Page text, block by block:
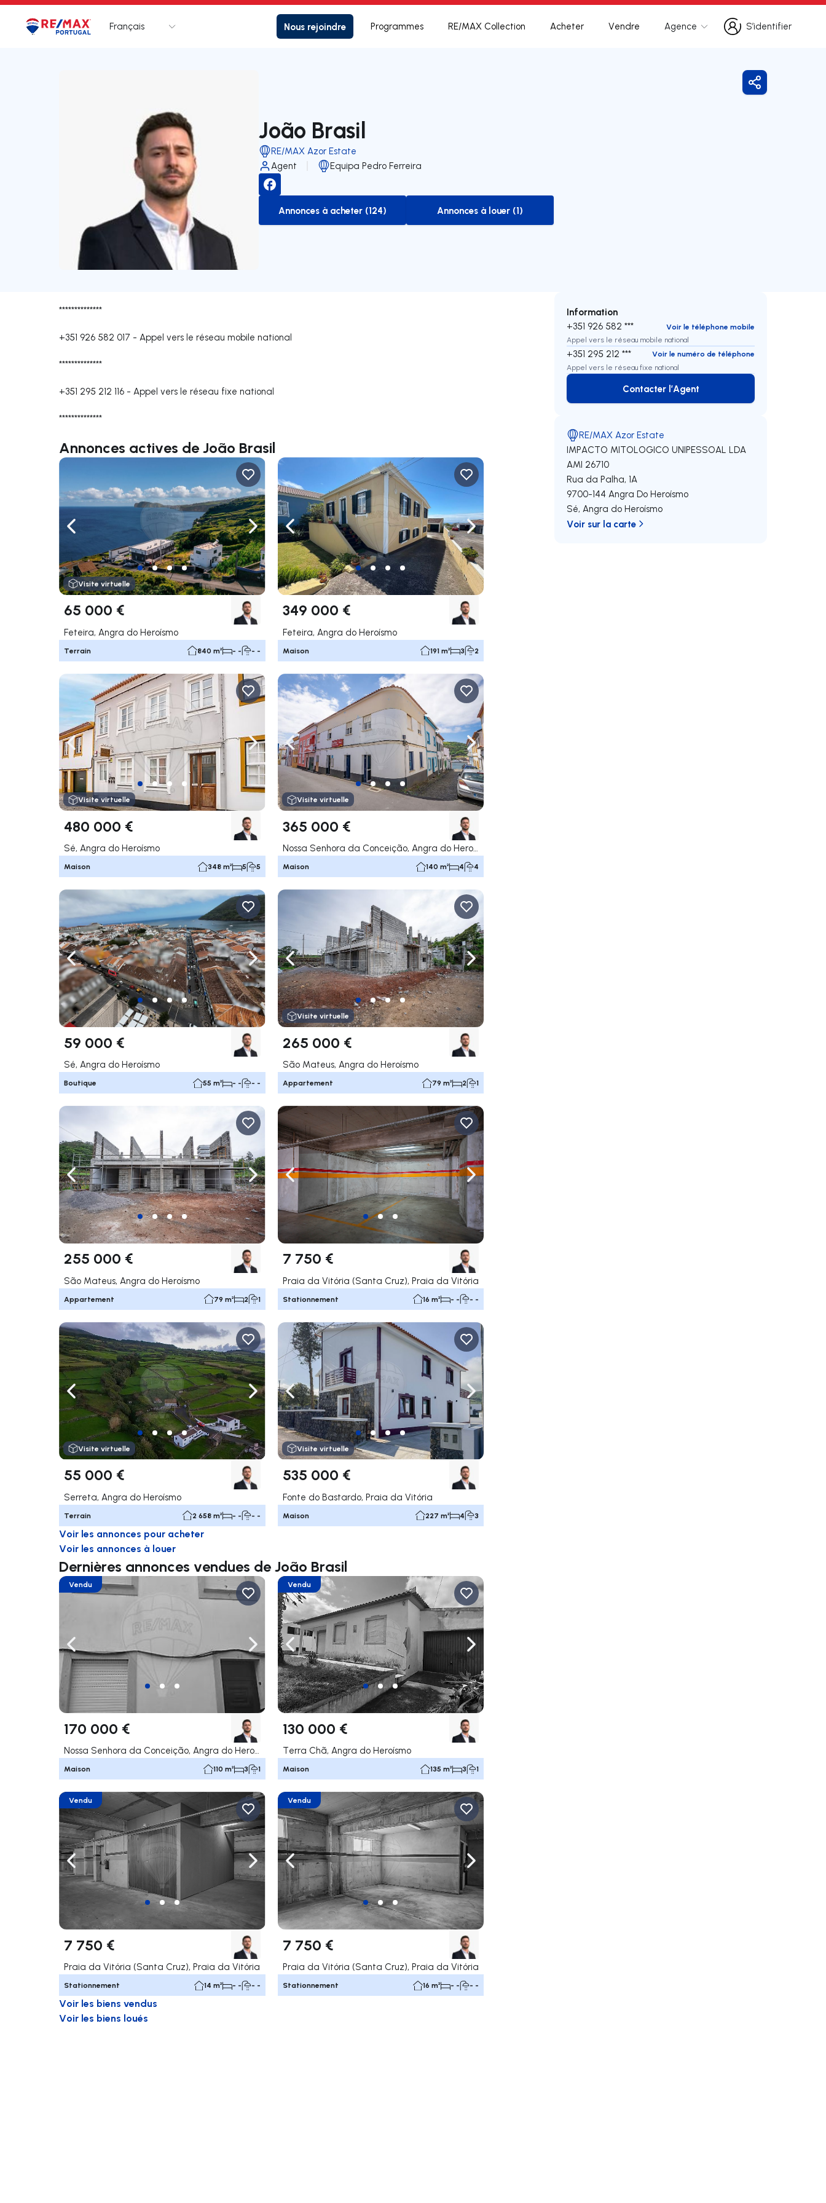
Logo Aller à la page d’accueil
Français Nous rejoindre Programmes RE/MAX Collection Acheter Vendre Agence
S’identifier
S’identifier
João Brasil
RE/MAX Azor Estate
Agent
Equipa Pedro Ferreira
to-buy-listing
Annonces à acheter (124)
to-rent-listing
Annonces à louer (1)
Partager
**************
+351 926 582 017 - Appel vers le réseau mobile national
**************
+351 295 212 116 - Appel vers le réseau fixe national
**************
Annonces actives de João Brasil
Naviguer vers la gauche Naviguer vers la droite
Visite virtuelle
65 000 €
Feteira, Angra do Heroísmo
Terrain 840 m² - - - -
Naviguer vers la gauche Naviguer vers la droite
349 000 €
Feteira, Angra do Heroísmo
Maison 191 m² 3 2
Naviguer vers la gauche Naviguer vers la droite
Visite virtuelle
480 000 €
Sé, Angra do Heroísmo
Maison 348 m² 5 5
Naviguer vers la gauche Naviguer vers la droite
Visite virtuelle
365 000 €
Nossa Senhora da Conceição, Angra do Heroísmo
Maison 140 m² 4 4
Naviguer vers la gauche Naviguer vers la droite
59 000 €
Sé, Angra do Heroísmo
Boutique 55 m² - - - -
Naviguer vers la gauche Naviguer vers la droite
Visite virtuelle
265 000 €
São Mateus, Angra do Heroísmo
Appartement 79 m² 2 1
Naviguer vers la gauche Naviguer vers la droite
255 000 €
São Mateus, Angra do Heroísmo
Appartement 79 m² 2 1
Naviguer vers la gauche Naviguer vers la droite
7 750 €
Praia da Vitória (Santa Cruz), Praia da Vitória
Stationnement 16 m² - - - -
Naviguer vers la gauche Naviguer vers la droite
Visite virtuelle
55 000 €
Serreta, Angra do Heroísmo
Terrain 2 658 m² - - - -
Naviguer vers la gauche Naviguer vers la droite
Visite virtuelle
535 000 €
Fonte do Bastardo, Praia da Vitória
Maison 227 m² 4 3
Voir les annonces pour acheter
Voir les annonces à louer
Dernières annonces vendues de João Brasil
Naviguer vers la gauche Naviguer vers la droite
Vendu
170 000 €
Nossa Senhora da Conceição, Angra do Heroísmo
Maison 110 m² 3 1
Naviguer vers la gauche Naviguer vers la droite
Vendu
130 000 €
Terra Chã, Angra do Heroísmo
Maison 135 m² 3 1
Naviguer vers la gauche Naviguer vers la droite
Vendu
7 750 €
Praia da Vitória (Santa Cruz), Praia da Vitória
Stationnement 14 m² - - - -
Naviguer vers la gauche Naviguer vers la droite
Vendu
7 750 €
Praia da Vitória (Santa Cruz), Praia da Vitória
Stationnement 16 m² - - - -
Voir les biens vendus
Voir les biens loués
Information
+351 926 582 ***
Voir le téléphone mobile
Appel vers le réseau mobile national
+351 295 212 ***
Voir le numéro de téléphone
Appel vers le réseau fixe national
Contacter l’Agent
Contacter l’Agent
RE/MAX Azor Estate
IMPACTO MITOLOGICO UNIPESSOAL LDA
AMI 26710
Rua da Palha, 1A
9700-144 Angra Do Heroísmo
Sé,Angra do Heroísmo
Voir sur la carte